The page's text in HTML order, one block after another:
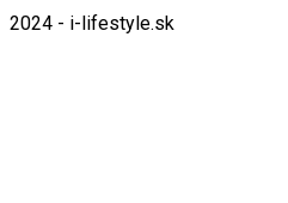
2024 - i-lifestyle.sk